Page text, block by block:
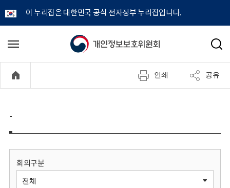
이 누리집은 대한민국 공식 전자정부 누리집입니다.
개
정
보
메
기
검
인쇄 공유
-
회의구분